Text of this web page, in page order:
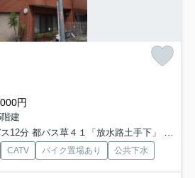
円
建
分 都バス草４１「放水路土手下」 停歩1分
CATV バイク置場あり 公共下水